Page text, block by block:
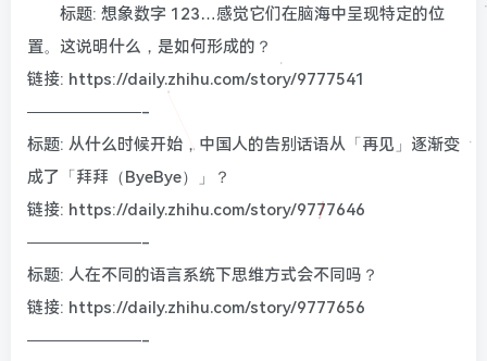
标题: 想象数字 123…感觉它们在脑海中呈现特定的位
置。这说明什么，是如何形成的？
链接: https://daily.zhihu.com/story/9777541
———————-
标题: 从什么时候开始，中国人的告别话语从「再见」逐渐变
成了「拜拜（ByeBye）」？
链接: https://daily.zhihu.com/story/9777646
———————-
标题: 人在不同的语言系统下思维方式会不同吗？
链接: https://daily.zhihu.com/story/9777656
———————-